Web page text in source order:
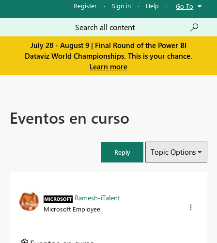
Register · Sign in · Help · Go To
July 28 - August 9 | Final Round of the Power BI
Dataviz World Championships. This is your chance.
Learn more
Eventos en curso
Reply Topic Options
Ramesh-iTalent
Microsoft Employee